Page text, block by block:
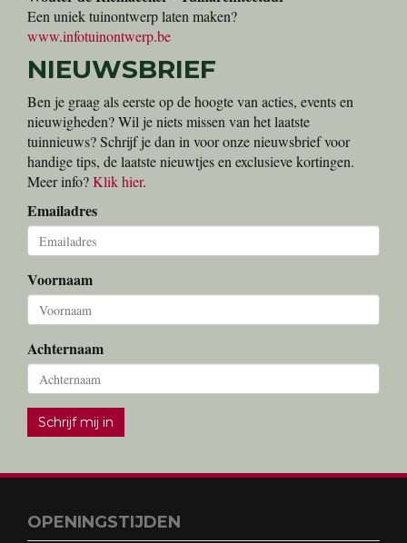
Een uniek tuinontwerp laten maken?
www.infotuinontwerp.be
NIEUWSBRIEF
Ben je graag als eerste op de hoogte van acties, events en
nieuwigheden? Wil je niets missen van het laatste
tuinnieuws? Schrijf je dan in voor onze nieuwsbrief voor
handige tips, de laatste nieuwtjes en exclusieve kortingen.
Meer info?Klik hier.
Emailadres
Voornaam
Achternaam
Schrijf mij in
OPENINGSTIJDEN